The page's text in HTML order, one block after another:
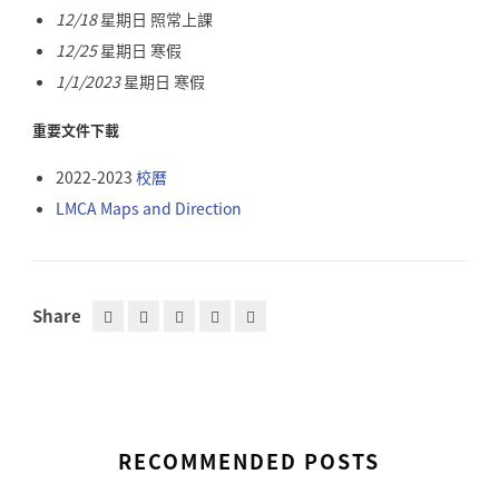
12/18星期日 照常上課
12/25星期日 寒假
1/1/2023星期日 寒假
重要文件下載
2022-2023 校曆
LMCA Maps and Direction
Share
RECOMMENDED POSTS